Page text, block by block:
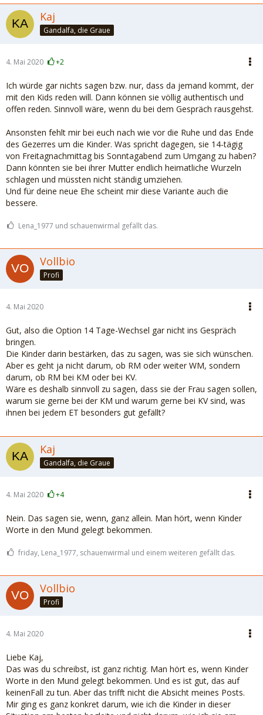
Kaj
Gandalfa, die Graue
4. Mai 2020 +2
Ich würde gar nichts sagen bzw. nur, dass da jemand kommt, der
mit den Kids reden will. Dann können sie völlig authentisch und
offen reden. Sinnvoll wäre, wenn du bei dem Gespräch rausgehst.
Ansonsten fehlt mir bei euch nach wie vor die Ruhe und das Ende
des Gezerres um die Kinder. Was spricht dagegen, sie 14-tägig
von Freitagnachmittag bis Sonntagabend zum Umgang zu haben?
Dann könnten sie bei ihrer Mutter endlich heimatliche Wurzeln
schlagen und müssten nicht ständig umziehen.
Und für deine neue Ehe scheint mir diese Variante auch die
bessere.
Lena_1977 und schauenwirmal gefällt das.
Vollbio
Profi
4. Mai 2020
Gut, also die Option 14 Tage-Wechsel gar nicht ins Gespräch
bringen.
Die Kinder darin bestärken, das zu sagen, was sie sich wünschen.
Aber es geht ja nicht darum, ob RM oder weiter WM, sondern
darum, ob RM bei KM oder bei KV.
Wäre es deshalb sinnvoll zu sagen, dass sie der Frau sagen sollen,
warum sie gerne bei der KM und warum gerne bei KV sind, was
ihnen bei jedem ET besonders gut gefällt?
Kaj
Gandalfa, die Graue
4. Mai 2020 +4
Nein. Das sagen sie, wenn, ganz allein. Man hört, wenn Kinder
Worte in den Mund gelegt bekommen.
friday, Lena_1977, schauenwirmal und einem weiteren gefällt das.
Vollbio
Profi
4. Mai 2020
Liebe Kaj,
Das was du schreibst, ist ganz richtig. Man hört es, wenn Kinder
Worte in den Mund gelegt bekommen. Und es ist gut, das auf
keinenFall zu tun. Aber das trifft nicht die Absicht meines Posts.
Mir ging es ganz konkret darum, wie ich die Kinder in dieser